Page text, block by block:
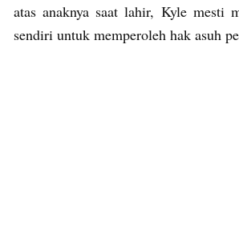
atas anaknya saat lahir, Kyle mesti
sendiri untuk memperoleh hak asuh